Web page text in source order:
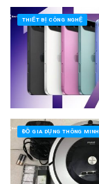
THIẾT BỊ CÔNG NGHỆ
ĐỒ GIA DỤNG THÔNG MINH